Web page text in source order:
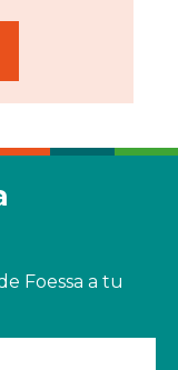
Foessa a tu